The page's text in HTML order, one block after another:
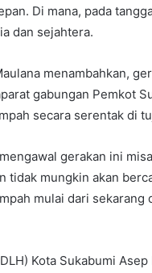
Di mana, pada
dan sejahtera.
menambahkan,
gabungan Pemkot
secara serentak di
gerakan ini
tidak mungkin akan
mulai dari sekarang
Kota Sukabumi